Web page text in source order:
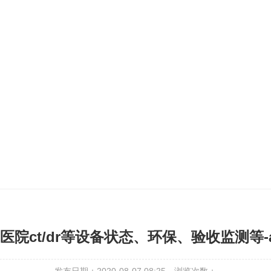
院ct/dr等设备状态、环保、验收监测等-